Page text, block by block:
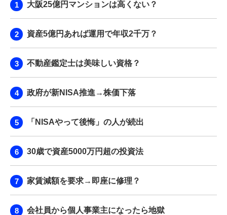
大阪25億円マンションは高くない？
資産5億円あれば運用で年収2千万？
不動産鑑定士は美味しい資格？
政府が新NISA推進→株価下落
「NISAやって後悔」の人が続出
30歳で資産5000万円超の投資法
家賃減額を要求→即座に修理？
会社員から個人事業主になったら地獄